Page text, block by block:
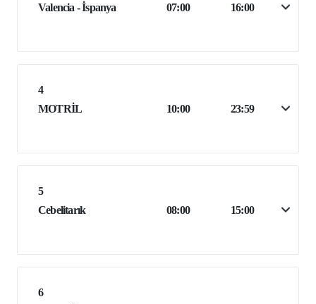
Valencia - İspanya
07:00 16:00
4
MOTRİL
10:00 23:59
5
Cebelitarık
08:00 15:00
6